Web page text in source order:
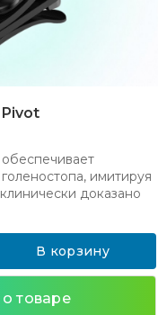
имитируя
доказано
В корзину
товаре